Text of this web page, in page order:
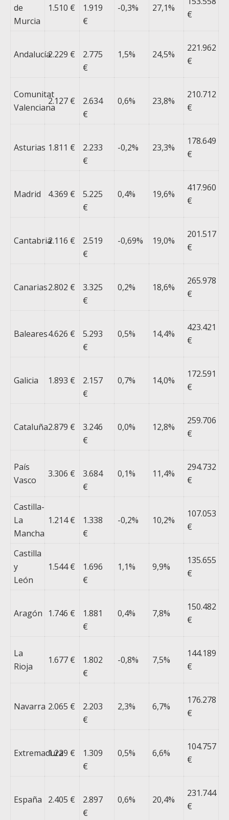
de
Murcia
1.510 €
1.919
€
-0,3% 27,1%
€
Andalucía2.229 €
2.775
€
1,5% 24,5%
221.962
€
Comunitat
Valenciana
2.127 €
2.634
€
0,6% 23,8%
210.712
€
Asturias 1.811 €
2.233
€
-0,2% 23,3%
178.649
€
Madrid 4.369 €
5.225
€
0,4% 19,6%
417.960
€
Cantabria2.116 €
2.519
€
-0,69% 19,0%
201.517
€
Canarias2.802 €
3.325
€
0,2% 18,6%
265.978
€
Baleares4.626 €
5.293
€
0,5% 14,4%
423.421
€
Galicia 1.893 €
2.157
€
0,7% 14,0%
172.591
€
Cataluña2.879 €
3.246
€
0,0% 12,8%
259.706
€
País
Vasco
3.306 €
3.684
€
0,1% 11,4%
294.732
€
Castilla-
La
Mancha
1.214 €
1.338
€
-0,2% 10,2%
107.053
€
Castilla
y
León
1.544 €
1.696
€
1,1% 9,9%
135.655
€
Aragón 1.746 €
1.881
€
0,4% 7,8%
150.482
€
La
Rioja
1.677 €
1.802
€
-0,8% 7,5%
144.189
€
Navarra 2.065 €
2.203
€
2,3% 6,7%
176.278
€
Extremadura
1.229 €
1.309
€
0,5% 6,6%
104.757
€
España 2.405 €
2.897
€
0,6% 20,4%
231.744
€